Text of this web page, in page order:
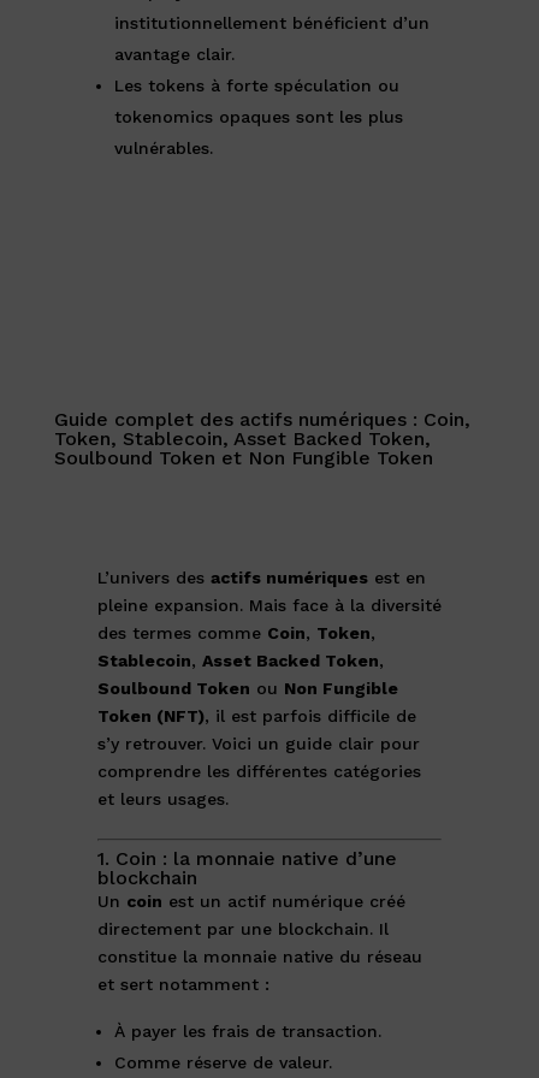
institutionnellement bénéficient d’un
avantage clair.
Les tokens à forte spéculation ou
tokenomics opaques sont les plus
vulnérables.
Guide complet des actifs numériques : Coin,
Token, Stablecoin, Asset Backed Token,
Soulbound Token et Non Fungible Token
L’univers des actifs numériquesest en
pleine expansion. Mais face à la diversité
des termes comme Coin, Token,
Stablecoin, Asset Backed Token,
Soulbound Token ou Non Fungible
Token (NFT), il est parfois difficile de
s’y retrouver. Voici un guide clair pour
comprendre les différentes catégories
et leurs usages.
1. Coin : la monnaie native d’une
blockchain
Un coin est un actif numérique créé
directement par une blockchain. Il
constitue la monnaie native du réseau
et sert notamment :
À payer les frais de transaction.
Comme réserve de valeur.